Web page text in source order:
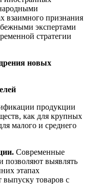
взаимного признания
экспертами
стратегии
новых
продукции
как для крупных
малого и среднего
Современные
позволяют выявлять
этапах
выпуску товаров с